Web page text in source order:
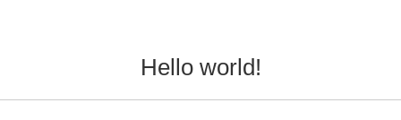
Hello world!